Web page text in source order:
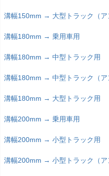
溝幅150mm → 大型トラック（ア
溝幅180mm → 乗用車用
溝幅180mm → 中型トラック用
溝幅180mm → 中型トラック（ア
溝幅180mm → 大型トラック用
溝幅200mm → 乗用車用
溝幅200mm → 小型トラック用
溝幅200mm → 小型トラック（ア